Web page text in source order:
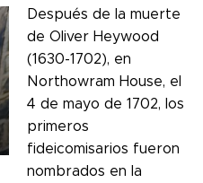
Después de la muerte
de Oliver Heywood
(1630-1702), en
Northowram House, el
4 de mayo de 1702, los
primeros
fideicomisarios fueron
nombrados en la